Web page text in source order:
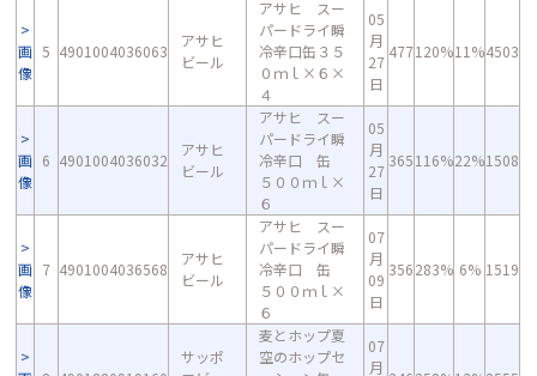
画
像
5 4901004036063
アサヒ
ビール
アサヒ スー
パードライ瞬
冷辛口缶３５
０ｍｌ×６×
４
05
月
27
日
477120%11%4503
画
像
6 4901004036032
アサヒ
ビール
アサヒ スー
パードライ瞬
冷辛口 缶
５００ｍｌ×
６
05
月
27
日
365116%22%1508
画
像
7 4901004036568
アサヒ
ビール
アサヒ スー
パードライ瞬
冷辛口 缶
５００ｍｌ×
６
07
月
09
日
356283% 6% 1519
サッポ
麦とホップ夏
空のホップセ
07
月